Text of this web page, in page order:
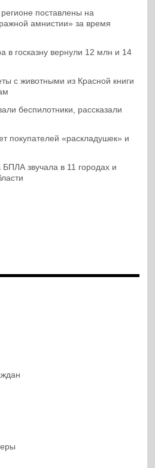
поставлены на
амнистии» за время
в госказну вернули 12 млн и 14
с животными из Красной книги
беспилотники, рассказали
покупателей «раскладушек» и
БПЛА звучала в 11 городах и